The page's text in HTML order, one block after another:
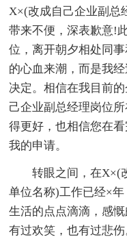
X×(改成自己企业副总
带来不便，深表歉意!
位，离开朝夕相处同
的心血来潮，而是我
决定。相信在我目前
己企业副总经理岗位
得更好，也相信您在
我的申请。
转眼之间，在X×(
单位名称)工作已经×
生活的点点滴滴，感
有过欢笑，也有过悲伤